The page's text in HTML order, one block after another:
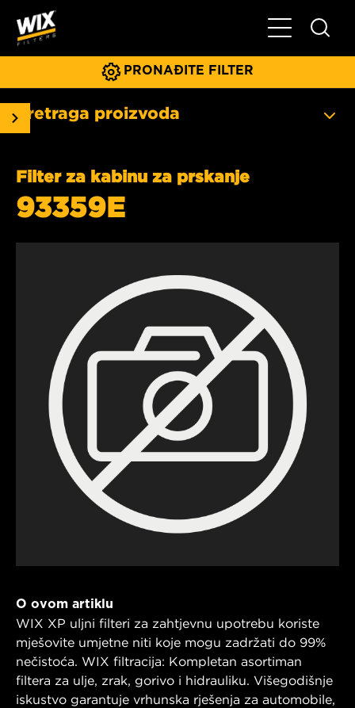
Glavni meni
PRONAĐITE FILTER
Pretraga proizvoda
Filter za kabinu za prskanje
93359E
O ovom artiklu
WIX XP uljni filteri za zahtjevnu upotrebu koriste
mješovite umjetne niti koje mogu zadržati do 99%
nečistoća. WIX filtracija: Kompletan asortiman
filtera za ulje, zrak, gorivo i hidrauliku. Višegodišnje
iskustvo garantuje vrhunska rješenja za automobile,